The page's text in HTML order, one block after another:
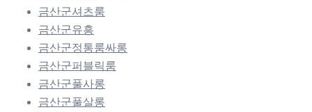
금산군셔츠룸
금산군유흥
금산군정통룸싸롱
금산군퍼블릭룸
금산군풀사롱
금산군풀살롱